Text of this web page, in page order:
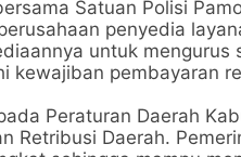
Satuan Polisi
penyedia
untuk mengurus
kewajiban pembayaran
Peraturan Daerah
Retribusi Daerah.